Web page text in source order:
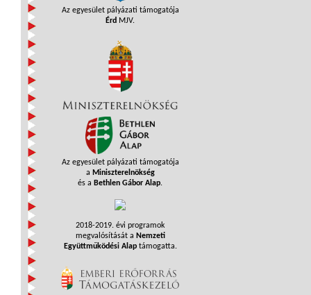
Az egyesület pályázati támogatója
Érd MJV.
Az egyesület pályázati támogatója
a Miniszterelnökség
és a Bethlen Gábor Alap.
2018-2019. évi programok
megvalósítását a Nemzeti
Együttműködési Alaptámogatta.